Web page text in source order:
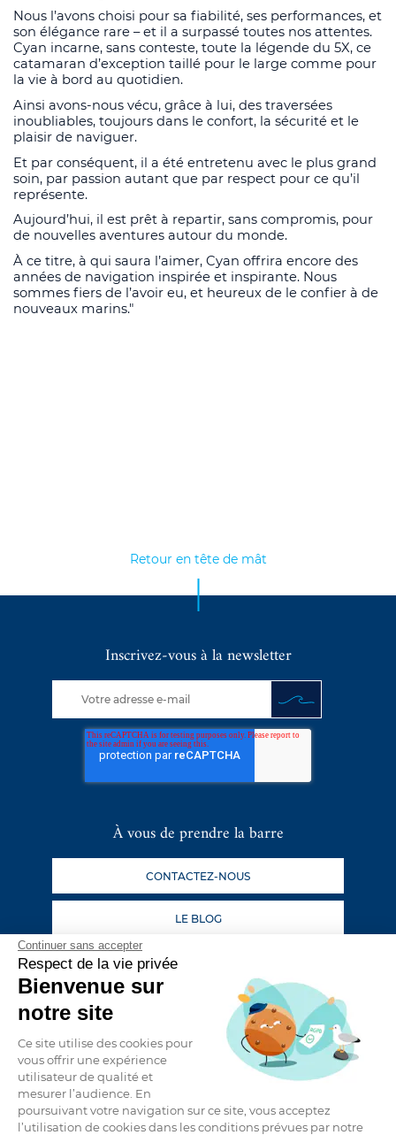
Continuer sans accepter
Respect de la vie privée
Bienvenue sur
notre site
Ce site utilise des cookies pour
vous offrir une expérience
utilisateur de qualité et
mesurer l’audience. En
poursuivant votre navigation sur ce site, vous acceptez
l’utilisation de cookies dans les conditions prévues par notre
Nous l’avons choisi pour sa fiabilité, ses performances, et
son élégance rare – et il a surpassé toutes nos attentes.
Cyan incarne, sans conteste, toute la légende du 5X, ce
catamaran d’exception taillé pour le large comme pour
la vie à bord au quotidien.
Ainsi avons-nous vécu, grâce à lui, des traversées
inoubliables, toujours dans le confort, la sécurité et le
plaisir de naviguer.
Et par conséquent, il a été entretenu avec le plus grand
soin, par passion autant que par respect pour ce qu’il
représente.
Aujourd’hui, il est prêt à repartir, sans compromis, pour
de nouvelles aventures autour du monde.
À ce titre, à qui saura l’aimer, Cyan offrira encore des
années de navigation inspirée et inspirante. Nous
sommes fiers de l’avoir eu, et heureux de le confier à de
nouveaux marins."
Inscrivez-vous à la newsletter
À vous de prendre la barre
CONTACTEZ-NOUS
LE BLOG
Suivez nos aventures
Retour en tête de mât
CATAMARAN D’OCCASION